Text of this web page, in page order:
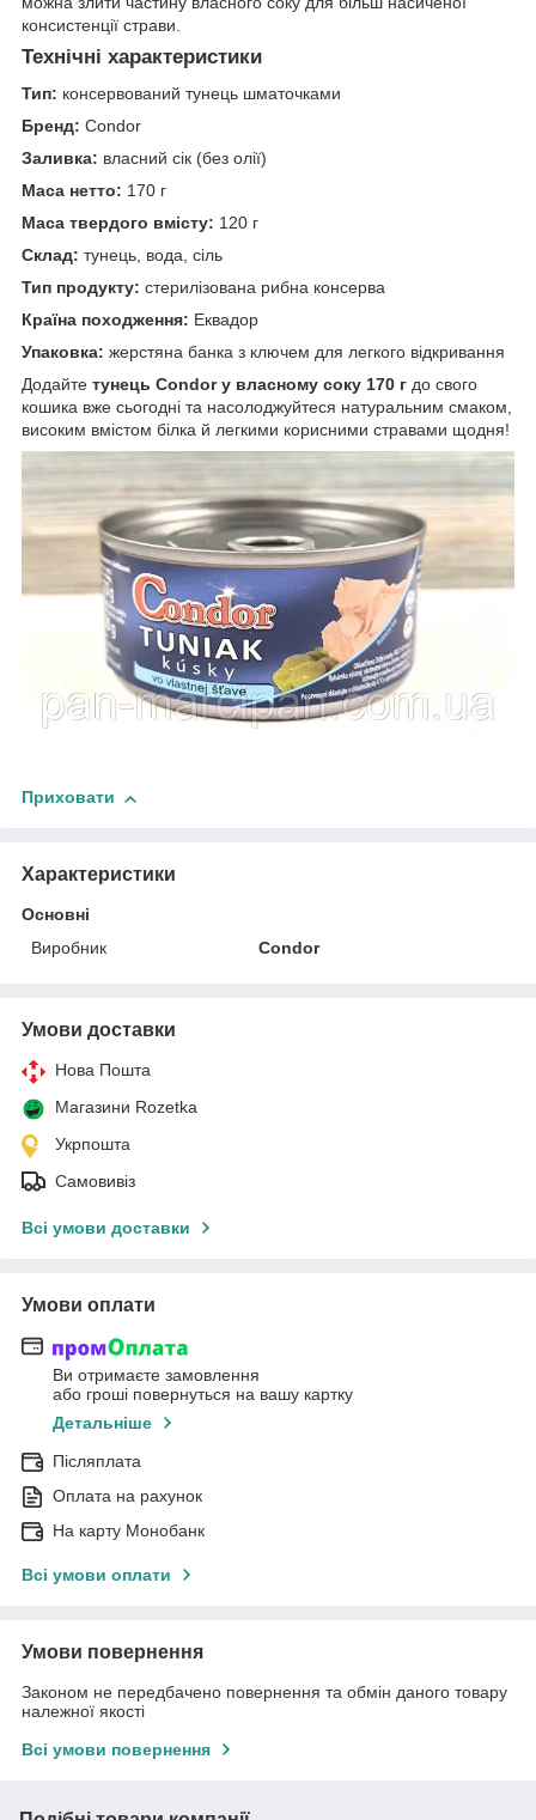
консистенції страви.
Технічні характеристики
Тип: консервований тунець шматочками
Бренд: Condor
Заливка: власний сік (без олії)
Маса нетто: 170 г
Маса твердого вмісту: 120 г
Склад: тунець, вода, сіль
Тип продукту: стерилізована рибна консерва
Країна походження: Еквадор
Упаковка: жерстяна банка з ключем для легкого відкривання
Додайте тунець Condor у власному соку 170 г до свого
кошика вже сьогодні та насолоджуйтеся натуральним смаком,
високим вмістом білка й легкими корисними стравами щодня!
Приховати
Характеристики
Основні
Виробник
Condor
Умови доставки
Нова Пошта
Магазини Rozetka
Укрпошта
Самовивіз
Всі умови доставки
Умови оплати
Ви отримаєте замовлення
або гроші повернуться на вашу картку
Детальніше
Післяплата
Оплата на рахунок
На карту Монобанк
Всі умови оплати
Умови повернення
Законом не передбачено повернення та обмін даного товару
належної якості
Всі умови повернення